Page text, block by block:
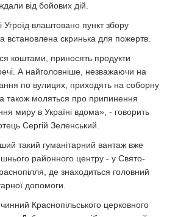
від бойових дій.
Угроїд влаштовано пункт збору
встановлена скринька для пожертв.
коштами, приносять продукти
А найголовніше, незважаючи на
по вулицях, приходять на соборну
також моляться про припинення
миру в Україні вдома», - говорить
Сергій Зеленський.
такий гуманітарний вантаж вже
районного центру - у Свято-
де знаходиться головний
допомоги.
Краснопільського церковного